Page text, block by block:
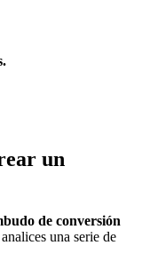
un
de conversión
una serie de